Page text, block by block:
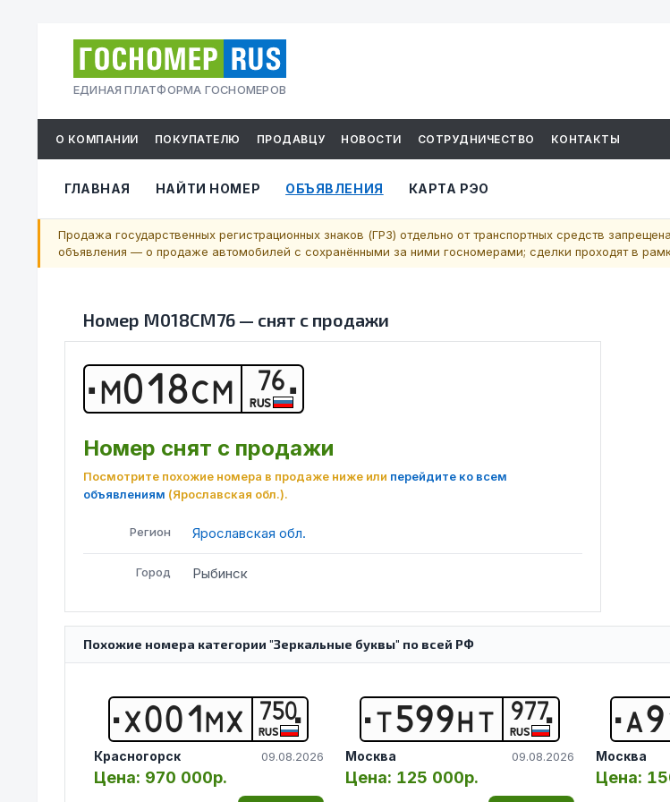
ЕДИНАЯ ПЛАТФОРМА ГОСНОМЕРОВ
О КОМПАНИИ ПОКУПАТЕЛЮ ПРОДАВЦУ НОВОСТИ СОТРУДНИЧЕСТВО КОНТАКТЫ
ГЛАВНАЯ НАЙТИ НОМЕР ОБЪЯВЛЕНИЯ КАРТА РЭО
Продажа государственных регистрационных знаков (ГРЗ) отдельно от транспортных средств
объявления — о продаже автомобилей с сохранёнными за ними госномерами; сделки проходят в
Номер М018СМ76 — снят с продажи
М01 8СМ 76
RUS
Номер снят с продажи
Посмотрите похожие номера в продаже ниже или перейдите ко всем
объявлениям (Ярославская обл.).
Регион Ярославская обл.
Город Рыбинск
Похожие номера категории "Зеркальные буквы" по всей РФ
Х001 МХ 750
RUS
Красногорск 09.08.2026
Цена: 970 000р.
Т599НТ 977
RUS
Москва 09.08.2026
Цена: 125 000р.
А9
Москва
Цена: